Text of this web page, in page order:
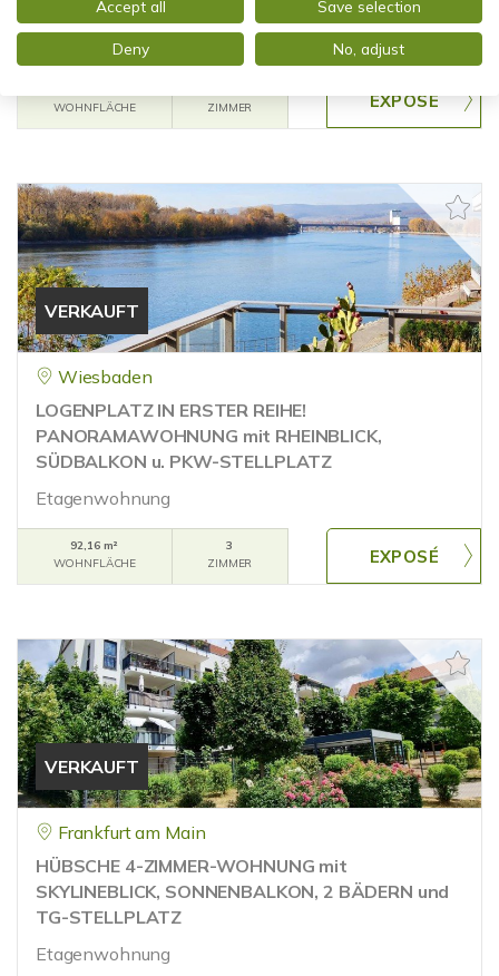
SONNENBALKON und TIEFGARAGE
Etagenwohnung
WOHNFLÄCHE
ZIMMER
VERKAUFT
Wiesbaden
LOGENPLATZ IN ERSTER REIHE!
PANORAMAWOHNUNG mit RHEINBLICK,
SÜDBALKON u. PKW-STELLPLATZ
Etagenwohnung
92,16 m²
WOHNFLÄCHE
3
ZIMMER
VERKAUFT
Frankfurt am Main
HÜBSCHE 4-ZIMMER-WOHNUNG mit
SKYLINEBLICK, SONNENBALKON, 2 BÄDERN und
TG-STELLPLATZ
Etagenwohnung
Accept all Save selection
Deny No, adjust